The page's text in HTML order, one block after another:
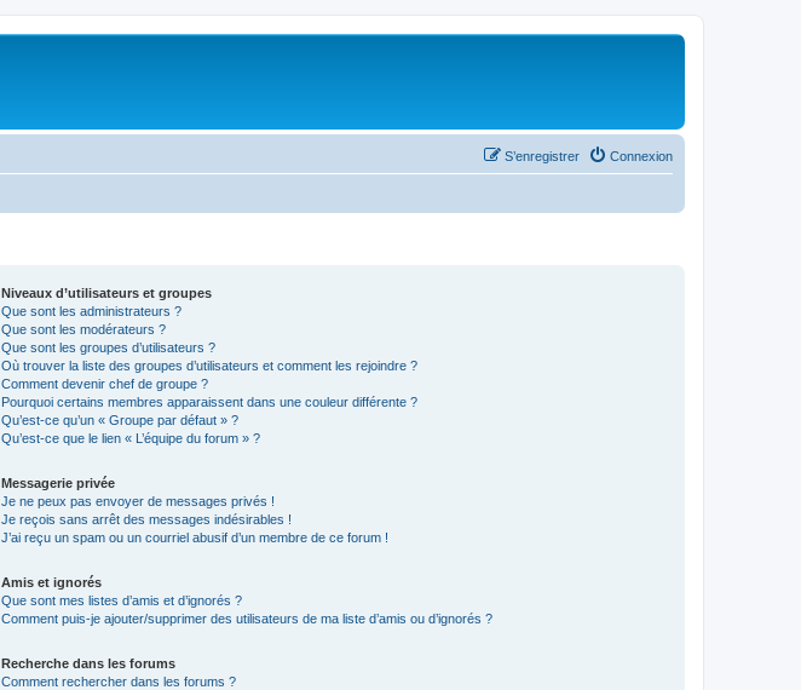
Connexion
S’enregistrer
Niveaux d’utilisateurs et groupes
Que sont les administrateurs ?
Que sont les modérateurs ?
Que sont les groupes d’utilisateurs ?
Où trouver la liste des groupes d’utilisateurs et comment les rejoindre ?
Comment devenir chef de groupe ?
Pourquoi certains membres apparaissent dans une couleur différente ?
Qu’est-ce qu’un « Groupe par défaut » ?
Qu’est-ce que le lien « L’équipe du forum » ?
Messagerie privée
Je ne peux pas envoyer de messages privés !
Je reçois sans arrêt des messages indésirables !
J’ai reçu un spam ou un courriel abusif d’un membre de ce forum !
Amis et ignorés
Que sont mes listes d’amis et d’ignorés ?
Comment puis-je ajouter/supprimer des utilisateurs de ma liste d’amis ou d’ignorés ?
Recherche dans les forums
Comment rechercher dans les forums ?